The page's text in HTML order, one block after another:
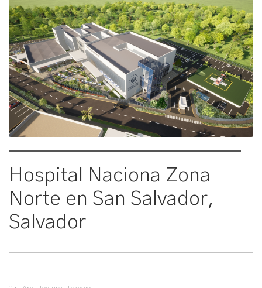
Hospital Naciona Zona
Norte en San Salvador,
Salvador